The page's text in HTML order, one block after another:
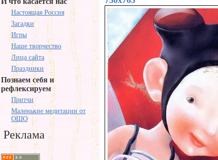
Настоящая Россия
Загадки
Игры
Наше творчество
Лица сайта
Праздники
Познаем себя и
рефлексируем
Притчи
Маленькие медитации от
ОШО
Реклама